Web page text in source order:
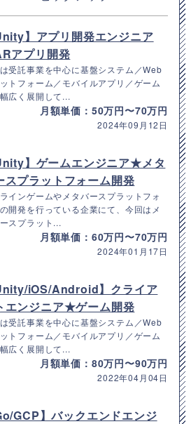
】アプリ開発エンジニア
アプリ開発
受託事業を中心に基盤システム／Web
トフォーム／モバイルアプリ／ゲーム
広く展開して...
月額単価：50万円〜70万円
2024年09月12日
】ゲームエンジニア★メタ
スプラットフォーム開発
インゲームやメタバースプラットフォ
開発を行っている企業にて、今回はメ
スプラット...
月額単価：60万円〜70万円
2024年01月17日
iOS/Android】クライア
エンジニア★ゲーム開発
受託事業を中心に基盤システム／Web
トフォーム／モバイルアプリ／ゲーム
広く展開して...
月額単価：80万円〜90万円
2022年04月04日
GCP】バックエンドエンジ